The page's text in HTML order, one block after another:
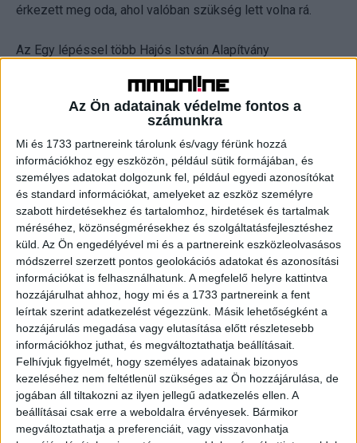
Az Ön adatainak védelme fontos a
számunkra
Mi és 1733 partnereink tárolunk és/vagy férünk hozzá
információkhoz egy eszközön, például sütik formájában, és
személyes adatokat dolgozunk fel, például egyedi azonosítókat
és standard információkat, amelyeket az eszköz személyre
szabott hirdetésekhez és tartalomhoz, hirdetések és tartalmak
méréséhez, közönségmérésekhez és szolgáltatásfejlesztéshez
küld. Az Ön engedélyével mi és a partnereink eszközleolvasásos
módszerrel szerzett pontos geolokációs adatokat és azonosítási
információkat is felhasználhatunk. A megfelelő helyre kattintva
hozzájárulhat ahhoz, hogy mi és a 1733 partnereink a fent
leírtak szerint adatkezelést végezzünk. Másik lehetőségként a
hozzájárulás megadása vagy elutasítása előtt részletesebb
információkhoz juthat, és megváltoztathatja beállításait.
Felhívjuk figyelmét, hogy személyes adatainak bizonyos
kezeléséhez nem feltétlenül szükséges az Ön hozzájárulása, de
jogában áll tiltakozni az ilyen jellegű adatkezelés ellen. A
beállításai csak erre a weboldalra érvényesek. Bármikor
megváltoztathatja a preferenciáit, vagy visszavonhatja
érkezett meg oda, ahol valóban szükség lett volna rá.
Az Egy lépéssel több Hajós István Alapítvány
súlyosan beteg gyermekeket nevelő családok (akik
havonta 50.000 Ft támogatásra jogosultak) nem
készpénzt kapnak, hanem beküldik rezsi-, gyógyszer- és
gyógykezelésekkel kapcsolatos számláikat az
alapítványnak. A szervezet pedig az adományokból
befolyt összeget közvetlenül a szolgáltatóknak utalja át a
számlák befizetéseként.
Sportolóként nagyobb a felelősség
Kucsera Gábor olimpikonként nem csupán az alapítvány
népszerűsítését tekinti feladatának.
„Igyekszem minél több rendezvényen személyesen is
jelen lenni, még akkor is, ha jelenlegi szakosztályvezetői
feladataim miatt nagyon sűrűek a napjaim. Úgy érzem,
sportolóként felelősséggel tartozom a rászorulók felé. A
támogatás nem egy arctalan utalás, annak része a
családok megismerése és az életükben való részvétel is.